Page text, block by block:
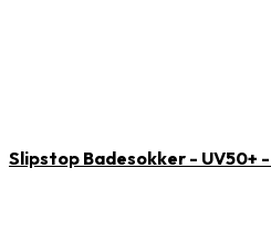
Slipstop Badesokker - UV50+